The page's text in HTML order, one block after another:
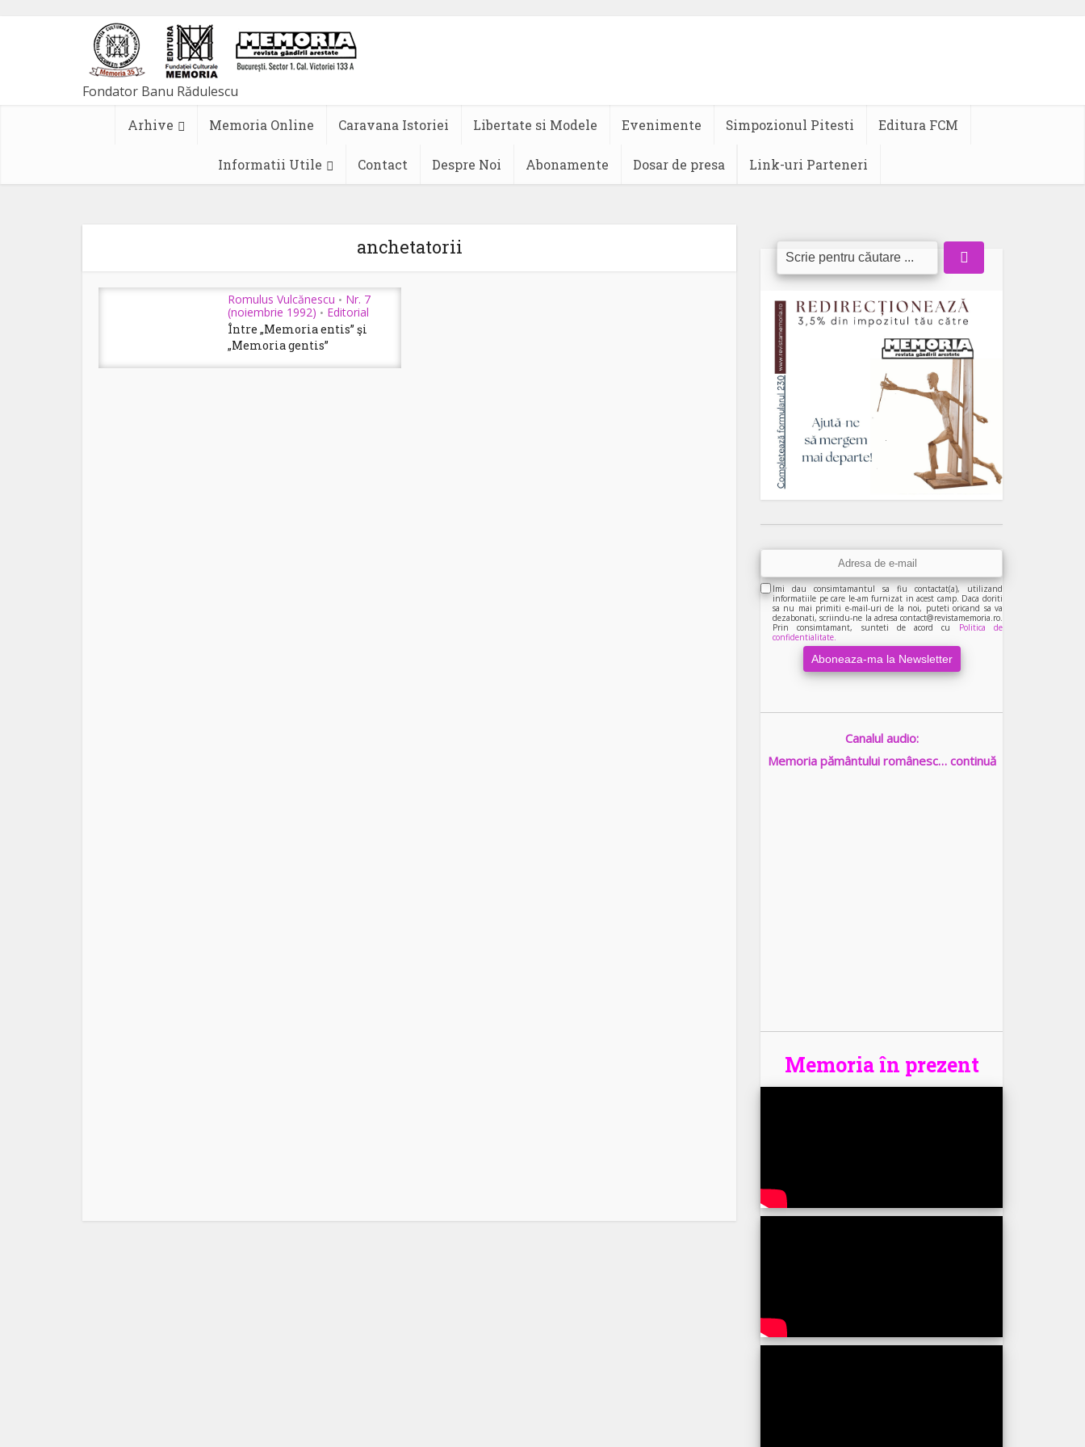
Arhive Memoria Online Caravana Istoriei Libertate si Modele Evenimente Simpozionul Pitesti Editura FCM
Informatii Utile Contact Despre Noi Abonamente Dosar de presa Link-uri Parteneri
anchetatorii
Romulus Vulcănescu • Nr. 7
(noiembrie 1992) • Editorial
Între „Memoria entis” şi
„Memoria gentis”
Imi dau consimtamantul sa fiu contactat(a), utilizand
informatiile pe care le-am furnizat in acest camp. Daca doriti
sa nu mai primiti e-mail-uri de la noi, puteti oricand sa va
dezabonati, scriindu-ne la adresa contact@revistamemoria.ro.
Prin consimtamant, sunteti de acord cu Politica de
confidentialitate.
Canalul audio:
Memoria pământului românesc… continuă
Memoria în prezent